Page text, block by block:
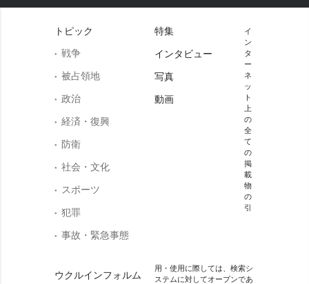
トピック
戦争
被占領地
政治
経済・復興
防衛
社会・文化
スポーツ
犯罪
事故・緊急事態
ウクルインフォルム
特集
インタビュー
写真
動画
イ
ン
タ
ー
ネ
ッ
ト
上
の
全
て
の
掲
載
物
の
引
用・使用に際しては、検索シ
ステムに対してオープンであ